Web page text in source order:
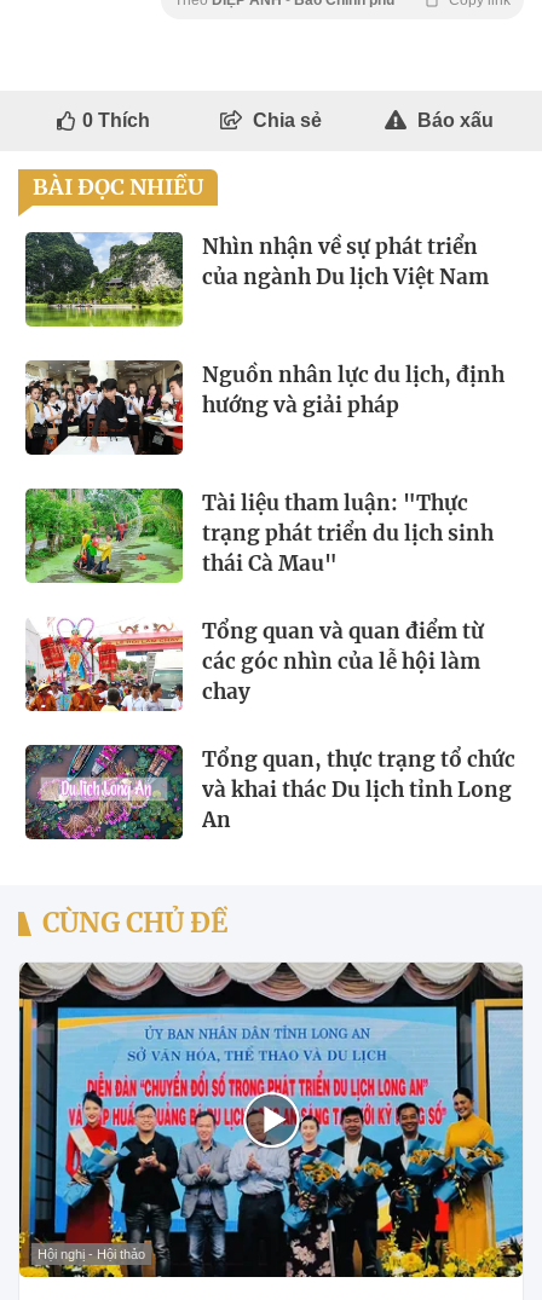
0Thích Chia sẻ Báo xấu
BÀI ĐỌC NHIỀU
Nhìn nhận về sự phát triển
của ngành Du lịch Việt Nam
Nguồn nhân lực du lịch, định
hướng và giải pháp
Tài liệu tham luận: "Thực
trạng phát triển du lịch sinh
thái Cà Mau"
Tổng quan và quan điểm từ
các góc nhìn của lễ hội làm
chay
Tổng quan, thực trạng tổ chức
và khai thác Du lịch tỉnh Long
An
CÙNG CHỦ ĐỀ
Hội nghị - Hội thảo